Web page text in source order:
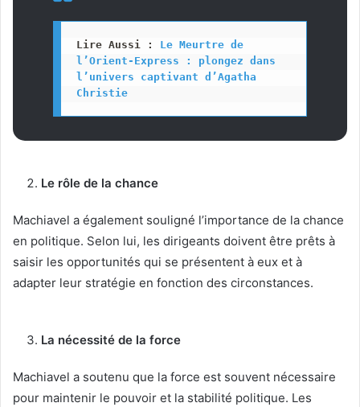
Lire Aussi : Le Meurtre de
l’Orient-Express : plongez dans
l’univers captivant d’Agatha
Christie
Le rôle de la chance
Machiavel a également souligné l’importance de la chance
en politique. Selon lui, les dirigeants doivent être prêts à
saisir les opportunités qui se présentent à eux et à
adapter leur stratégie en fonction des circonstances.
La nécessité de la force
Machiavel a soutenu que la force est souvent nécessaire
pour maintenir le pouvoir et la stabilité politique. Les